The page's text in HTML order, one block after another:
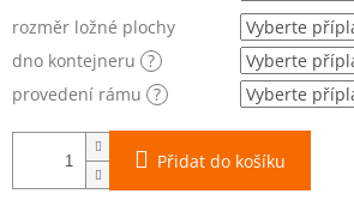
rozměr ložné plochy
dno kontejneru ?
provedení rámu ?
Přidat do košíku